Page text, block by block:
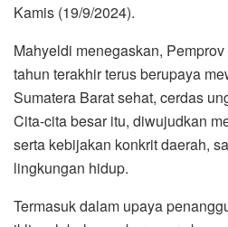
Kamis (19/9/2024).
Mahyeldi menegaskan,
tahun terakhir terus berupaya
Sumatera Barat sehat, cerdas
Cita-cita besar itu, diwujudkan
serta kebijakan konkrit daerah,
lingkungan hidup.
Termasuk dalam upaya